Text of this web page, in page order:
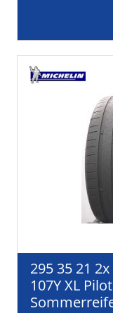
295 35 21
107Y XL